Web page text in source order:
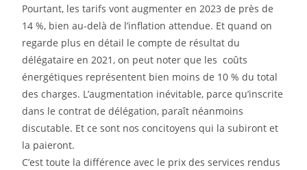
Pourtant, les tarifs vont augmenter en 2023 de près de
14 %, bien au-delà de l’inflation attendue. Etquand on
regarde plus en détail le compte de résultat du
délégataire en 2021, on peut noter que lescoûts
énergétiques représentent bien moins de 10 % du total
des charges. L’augmentation inévitable, parce qu’inscrite
dans le contrat de délégation, paraît néanmoins
discutable. Et ce sont nosconcitoyens qui la subiront et
la paieront.
C’est toute la différence avec le prix des services rendus